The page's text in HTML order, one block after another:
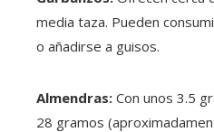
media taza. Pueden
o añadirse a guisos.
Almendras: Con unos 3.5
28 gramos